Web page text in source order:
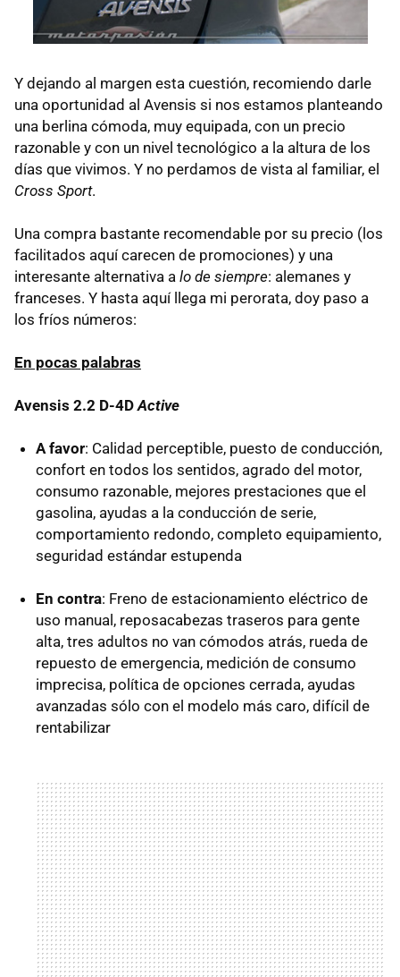
Y dejando al margen esta cuestión, recomiendo darle
una oportunidad al Avensis si nos estamos planteando
una berlina cómoda, muy equipada, con un precio
razonable y con un nivel tecnológico a la altura de los
días que vivimos. Y no perdamos de vista al familiar, el
Cross Sport.
Una compra bastante recomendable por su precio (los
facilitados aquí carecen de promociones) y una
interesante alternativa a lo de siempre: alemanes y
franceses. Y hasta aquí llega mi perorata, doy paso a
los fríos números:
En pocas palabras
Avensis 2.2 D-4D Active
A favor: Calidad perceptible, puesto de conducción,
confort en todos los sentidos, agrado del motor,
consumo razonable, mejores prestaciones que el
gasolina, ayudas a la conducción de serie,
comportamiento redondo, completo equipamiento,
seguridad estándar estupenda
En contra: Freno de estacionamiento eléctrico de
uso manual, reposacabezas traseros para gente
alta, tres adultos no van cómodos atrás, rueda de
repuesto de emergencia, medición de consumo
imprecisa, política de opciones cerrada, ayudas
avanzadas sólo con el modelo más caro, difícil de
rentabilizar